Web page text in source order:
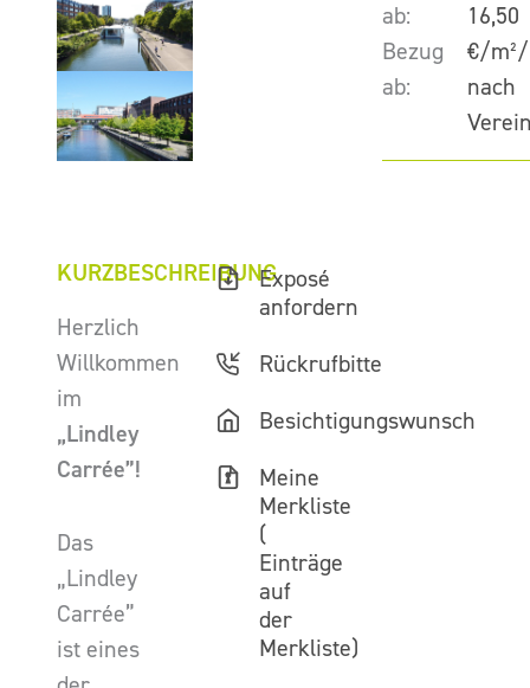
ab:
16,50
€/
Bezug
ab:
nach
KURZBESCHREIBUNG
Herzlich
Willkommen
im
„Lindley
Carrée”!
Das
„Lindley
Carrée”
ist eines
Exposé
anfordern
Rückrufbitte
Besichtigungswunsch
Meine
Merkliste
(
Einträge
auf
der
Merkliste)